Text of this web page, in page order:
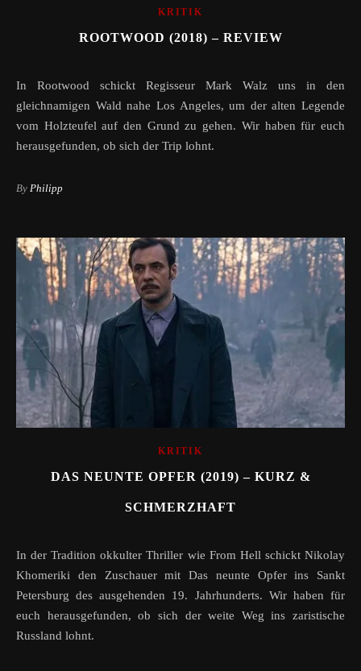
KRITIK
ROOTWOOD (2018) – REVIEW
In Rootwood schickt Regisseur Mark Walz uns in den
gleichnamigen Wald nahe Los Angeles, um der alten Legende
vom Holzteufel auf den Grund zu gehen. Wir haben für euch
herausgefunden, ob sich der Trip lohnt.
By Philipp
KRITIK
DAS NEUNTE OPFER (2019) – KURZ &
SCHMERZHAFT
In der Tradition okkulter Thriller wie From Hell schickt Nikolay
Khomeriki den Zuschauer mit Das neunte Opfer ins Sankt
Petersburg des ausgehenden 19. Jahrhunderts. Wir haben für
euch herausgefunden, ob sich der weite Weg ins zaristische
Russland lohnt.